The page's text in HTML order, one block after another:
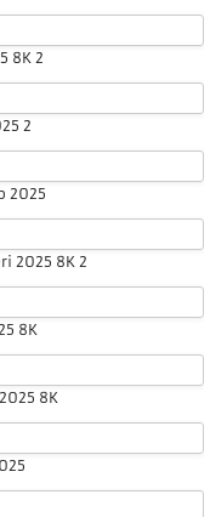
8K 2
2
2025
2025 8K 2
8K
8K